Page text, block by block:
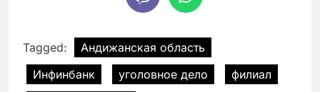
Tagged:
Андижанская область
Инфинбанк
уголовное дело
филиал